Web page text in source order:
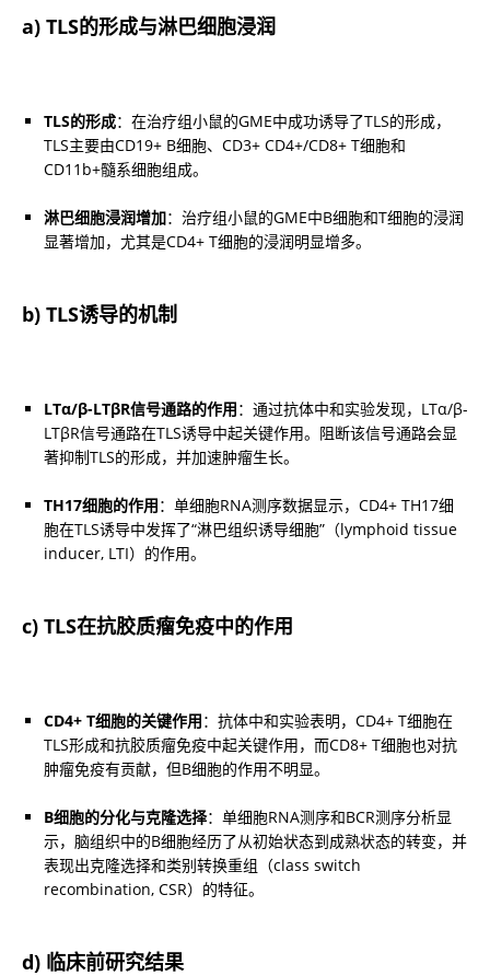
a) TLS的形成与淋巴细胞浸润
TLS的形成：在治疗组小鼠的GME中成功诱导了TLS的形成，
TLS主要由CD19+ B细胞、CD3+ CD4+/CD8+ T细胞和
CD11b+髓系细胞组成。
淋巴细胞浸润增加：治疗组小鼠的GME中B细胞和T细胞的浸润
显著增加，尤其是CD4+ T细胞的浸润明显增多。
b) TLS诱导的机制
LTα/β-LTβR信号通路的作用：通过抗体中和实验发现，LTα/β-
LTβR信号通路在TLS诱导中起关键作用。阻断该信号通路会显
著抑制TLS的形成，并加速肿瘤生长。
TH17细胞的作用：单细胞RNA测序数据显示，CD4+ TH17细
胞在TLS诱导中发挥了“淋巴组织诱导细胞”（lymphoid tissue
inducer, LTI）的作用。
c) TLS在抗胶质瘤免疫中的作用
CD4+ T细胞的关键作用：抗体中和实验表明，CD4+ T细胞在
TLS形成和抗胶质瘤免疫中起关键作用，而CD8+ T细胞也对抗
肿瘤免疫有贡献，但B细胞的作用不明显。
B细胞的分化与克隆选择：单细胞RNA测序和BCR测序分析显
示，脑组织中的B细胞经历了从初始状态到成熟状态的转变，并
表现出克隆选择和类别转换重组（class switch
recombination, CSR）的特征。
d) 临床前研究结果